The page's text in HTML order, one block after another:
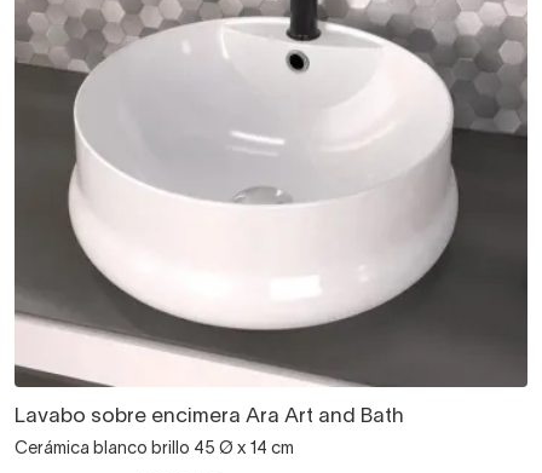
Lavabo sobre encimera Ara Art and Bath
Cerámica blanco brillo 45 Ø x 14 cm